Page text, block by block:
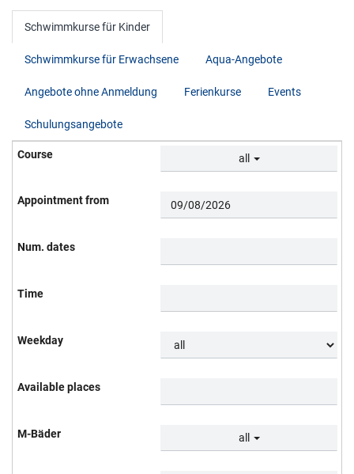
Schwimmkurse für Kinder
Schwimmkurse für Erwachsene Aqua-Angebote
Angebote ohne Anmeldung Ferienkurse Events
Schulungsangebote
all
all